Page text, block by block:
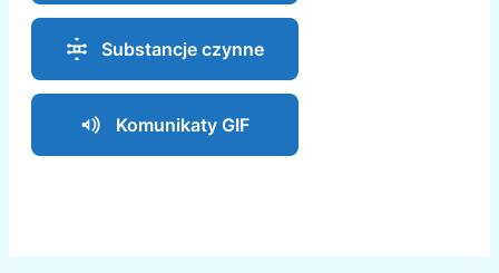
Substancje czynne
Komunikaty GIF